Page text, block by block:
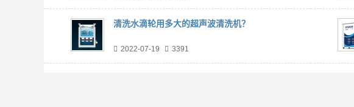
清洗水滴轮用多大的超声波清洗机？
2022-07-19 3391